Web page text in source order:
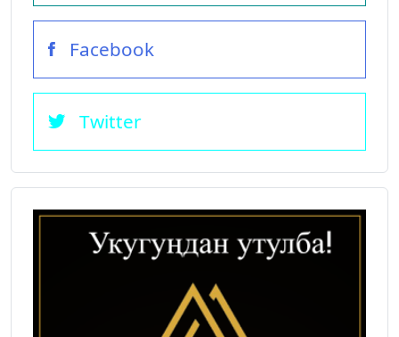
Facebook
Twitter